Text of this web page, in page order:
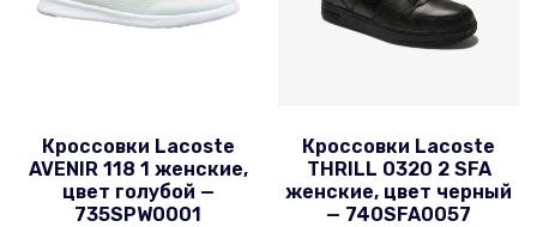
Кроссовки Lacoste
AVENIR 118 1 женские,
цвет голубой —
735SPW0001
Кроссовки Lacoste
THRILL 0320 2 SFA
женские, цвет черный
— 740SFA0057